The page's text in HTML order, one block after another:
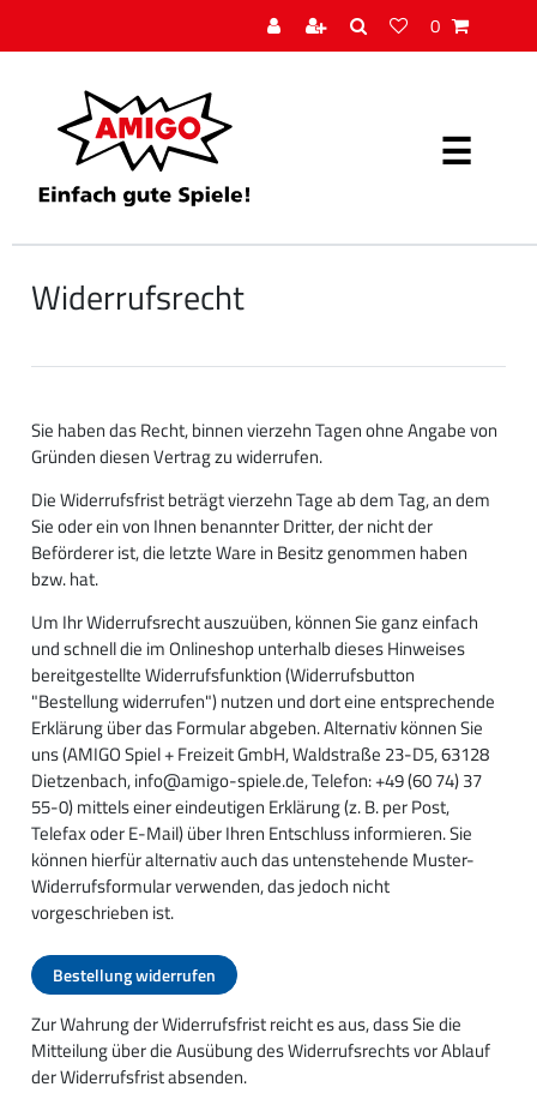
0
Widerrufs­recht
Sie haben das Recht, binnen vierzehn Tagen ohne Angabe von
Gründen diesen Vertrag zu widerrufen.
Die Widerrufsfrist beträgt vierzehn Tage ab dem Tag, an dem
Sie oder ein von Ihnen benannter Dritter, der nicht der
Beförderer ist, die letzte Ware in Besitz genommen haben
bzw. hat.
Um Ihr Widerrufsrecht auszuüben, können Sie ganz einfach
und schnell die im Onlineshop unterhalb dieses Hinweises
bereitgestellte Widerrufsfunktion (Widerrufsbutton
"Bestellung widerrufen") nutzen und dort eine entsprechende
Erklärung über das Formular abgeben. Alternativ können Sie
uns (AMIGO Spiel + Freizeit GmbH, Waldstraße 23-D5, 63128
Dietzenbach, info@amigo-spiele.de, Telefon: +49 (60 74) 37
55-0) mittels einer eindeutigen Erklärung (z. B. per Post,
Telefax oder E-Mail) über Ihren Entschluss informieren. Sie
können hierfür alternativ auch das untenstehende Muster-
Widerrufsformular verwenden, das jedoch nicht
vorgeschrieben ist.
Bestellung widerrufen
Zur Wahrung der Widerrufsfrist reicht es aus, dass Sie die
Mitteilung über die Ausübung des Widerrufsrechts vor Ablauf
der Widerrufsfrist absenden.